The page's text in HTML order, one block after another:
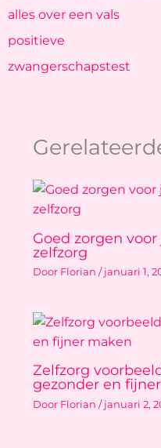
alles over een vals
positieve
zwangerschapstest
Goed zorgen
zelfzorg
Door Florian / januari 1,
Zelfzorg
gezonder en
Door Florian / januari 2,